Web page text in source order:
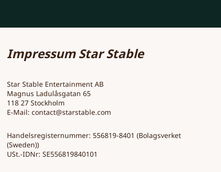
Impressum Star Stable
Star Stable Entertainment AB
Magnus Ladulåsgatan 65
118 27 Stockholm
E-Mail: contact@starstable.com
Handelsregisternummer: 556819-8401 (Bolagsverket
(Sweden))
USt.-IDNr: SE556819840101